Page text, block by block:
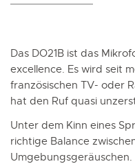
Das DO21B ist das
excellence. Es wird seit
französischen TV- oder
hat den Ruf quasi
Unter dem Kinn eines
richtige Balance